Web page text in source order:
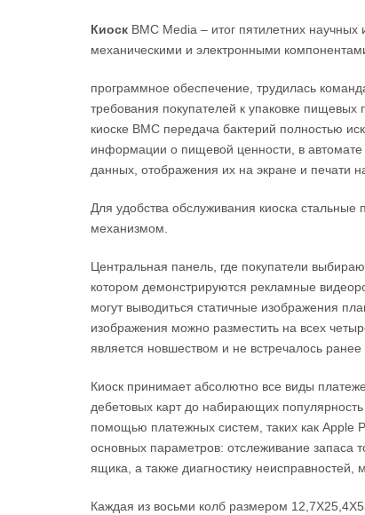
Киоск BMC Media – итог пятилетних
механическими и электронными
программное обеспечение, трудилась
требования покупателей к упаковке пищевых
киоске BMC передача бактерий полностью
информации о пищевой ценности, в автомате
данных, отображения их на экране и печати
Для удобства обслуживания киоска
механизмом.
Центральная панель, где покупатели
котором демонстрируются рекламные
могут выводиться статичные изображения
изображения можно разместить на всех
является новшеством и не встречалось ранее
Киоск принимает абсолютно все виды
дебетовых карт до набирающих
помощью платежных систем, таких как Apple
основных параметров: отслеживание запаса
ящика, а также диагностику неисправностей,
Каждая из восьми колб размером